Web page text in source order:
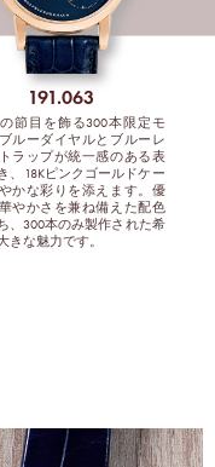
191.063
節目を飾る300本限定モ
ルーダイヤルとブルーレ
ラップが統一感のある表
、18Kピンクゴールドケー
かな彩りを添えます。優
やかさを兼ね備えた配色
、300本のみ製作された希
きな魅力です。